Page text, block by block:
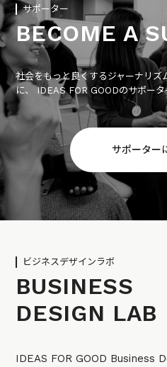
サポーター
BECOME A
社会をもっと良くするジャーナリズ
に、 IDEAS FOR GOODのサポータ
サポーター
ビジネスデザインラボ
BUSINESS
DESIGN LAB
IDEAS FOR GOOD Business